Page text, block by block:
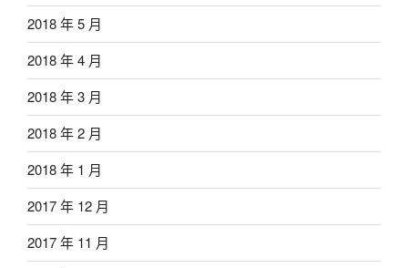
2018 年 5 月
2018 年 4 月
2018 年 3 月
2018 年 2 月
2018 年 1 月
2017 年 12 月
2017 年 11 月